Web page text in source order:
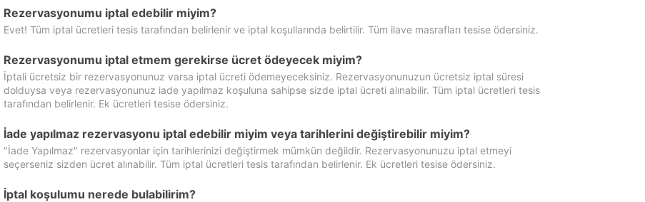
Rezervasyonumu iptal edebilir miyim?
Evet! Tüm iptal ücretleri tesis tarafından belirlenir ve iptal koşullarında belirtilir. Tüm ilave masrafları tesise ödersiniz.
Rezervasyonumu iptal etmem gerekirse ücret ödeyecek miyim?
İptali ücretsiz bir rezervasyonunuz varsa iptal ücreti ödemeyeceksiniz. Rezervasyonunuzun ücretsiz iptal süresi
dolduysa veya rezervasyonunuz iade yapılmaz koşuluna sahipse sizde iptal ücreti alınabilir. Tüm iptal ücretleri tesis
tarafından belirlenir. Ek ücretleri tesise ödersiniz.
İade yapılmaz rezervasyonu iptal edebilir miyim veya tarihlerini değiştirebilir miyim?
"İade Yapılmaz" rezervasyonlar için tarihlerinizi değiştirmek mümkün değildir. Rezervasyonunuzu iptal etmeyi
seçerseniz sizden ücret alınabilir. Tüm iptal ücretleri tesis tarafından belirlenir. Ek ücretleri tesise ödersiniz.
İptal koşulumu nerede bulabilirim?